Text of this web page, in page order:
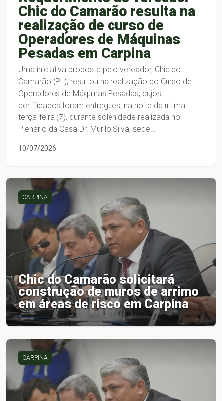
Chic do Camarão resulta na
realização de curso de
Operadores de Máquinas
Pesadas em Carpina
Uma iniciativa proposta pelo vereador, Chic do
Camarão (PL), resultou na realização do Curso de
Operadores de Máquinas Pesadas, cujos
certificados foram entregues, na noite da última
terça-feira (7), durante solenidade realizada no
Plenário da Casa Dr. Murilo Silva, sede…
10/07/2026
CARPINA
Chic do Camarão solicitará
construção de muros de arrimo
em áreas de risco em Carpina
CARPINA